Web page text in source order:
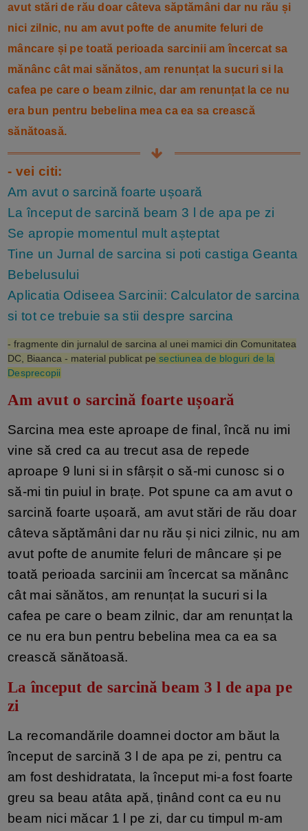
avut stări de rău doar câteva săptămâni dar nu rău și
nici zilnic, nu am avut pofte de anumite feluri de
mâncare și pe toată perioada sarcinii am încercat sa
mănânc cât mai sănătos, am renunțat la sucuri si la
cafea pe care o beam zilnic, dar am renunțat la ce nu
era bun pentru bebelina mea ca ea sa crească
sănătoasă.
- vei citi:
Am avut o sarcină foarte ușoară
La început de sarcină beam 3 l de apa pe zi
Se apropie momentul mult așteptat
Tine un Jurnal de sarcina si poti castiga Geanta
Bebelusului
Aplicatia Odiseea Sarcinii: Calculator de sarcina
si tot ce trebuie sa stii despre sarcina
- fragmente din jurnalul de sarcina al unei mamici din Comunitatea
DC, Biaanca - material publicat pe sectiunea de bloguri de la
Desprecopii
Am avut o sarcină foarte ușoară
Sarcina mea este aproape de final, încă nu imi
vine să cred ca au trecut asa de repede
aproape 9 luni si in sfârșit o să-mi cunosc si o
să-mi tin puiul in brațe. Pot spune ca am avut o
sarcină foarte ușoară, am avut stări de rău doar
câteva săptămâni dar nu rău și nici zilnic, nu am
avut pofte de anumite feluri de mâncare și pe
toată perioada sarcinii am încercat sa mănânc
cât mai sănătos, am renunțat la sucuri si la
cafea pe care o beam zilnic, dar am renunțat la
ce nu era bun pentru bebelina mea ca ea sa
crească sănătoasă.
La început de sarcină beam 3 l de apa pe
zi
La recomandările doamnei doctor am băut la
început de sarcină 3 l de apa pe zi, pentru ca
am fost deshidratata, la început mi-a fost foarte
greu sa beau atâta apă, ținând cont ca eu nu
beam nici măcar 1 l pe zi, dar cu timpul m-am